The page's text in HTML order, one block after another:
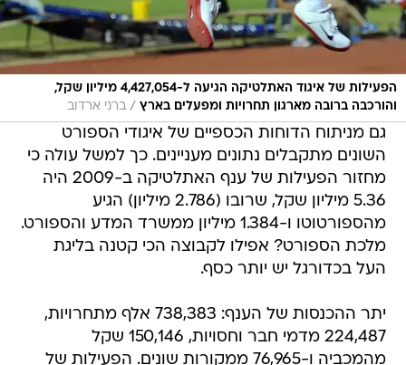
הפעילות של איגוד האתלטיקה הגיעה ל-4,427,054 מיליון שקל,
והורכבה ברובה מארגון תחרויות ומפעלים בארץ / ברני ארדוב
גם מניתוח הדוחות הכספיים של איגודי הספורט
השונים מתקבלים נתונים מעניינים. כך למשל עולה כי
מחזור הפעילות של ענף האתלטיקה ב-2009 היה
5.36 מיליון שקל, שרובו (2.786 מיליון) הגיע
מהספורטוטו ו-1.384 מיליון ממשרד המדע והספורט.
מלכת הספורט? אפילו לקבוצה הכי קטנה בליגת
העל בכדורגל יש יותר כסף.
יתר ההכנסות של הענף: 738,383 אלף מתחרויות,
224,487 מדמי חבר וחסויות, 150,146 שקל
מהמכביה ו-76,965 ממקורות שונים. הפעילות של